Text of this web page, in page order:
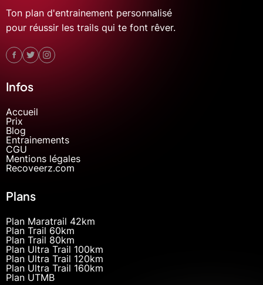
Ton plan d'entrainement personnalisé
pour réussir les trails qui te font rêver.
Infos
Accueil
Prix
Blog
Entrainements
CGU
Mentions légales
Recoveerz.com
Plans
Plan Maratrail 42km
Plan Trail 60km
Plan Trail 80km
Plan Ultra Trail 100km
Plan Ultra Trail 120km
Plan Ultra Trail 160km
Plan UTMB